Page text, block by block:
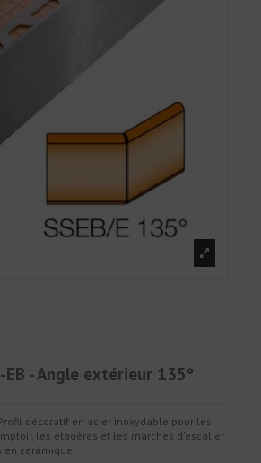
EB - Angle extérieur 135º
décoratif en acier inoxydable pour les
les étagères et les marches d'escalier
en céramique.